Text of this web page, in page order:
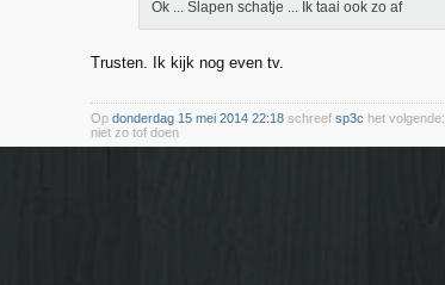
Ok ... Slapen schatje ... Ik taai ook zo af
Trusten. Ik kijk nog even tv.
Op donderdag 15 mei 2014 22:18 schreef sp3c het volgende:
niet zo tof doen